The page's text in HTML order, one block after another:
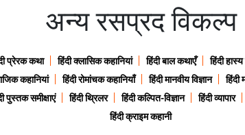
अन्य रसप्रद विकल्प
प्रेरक कथा हिंदी क्लासिक कहानियां हिंदी बाल कथाएँ हिंदी
कहानियां हिंदी रोमांचक कहानियाँ हिंदी मानवीय विज्ञान हिंदी
पुस्तक समीक्षाएं हिंदी थ्रिलर हिंदी कल्पित-विज्ञान हिंदी व्यापार
हिंदी क्राइम कहानी